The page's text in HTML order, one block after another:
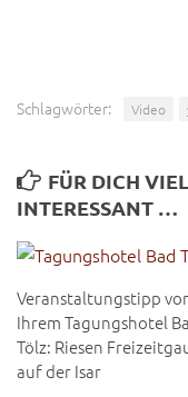
Schlagwörter: Video
FÜR DICH
INTERESSANT …
Veranstaltungstipp
Ihrem Tagungshotel
Tölz: Riesen
auf der Isar